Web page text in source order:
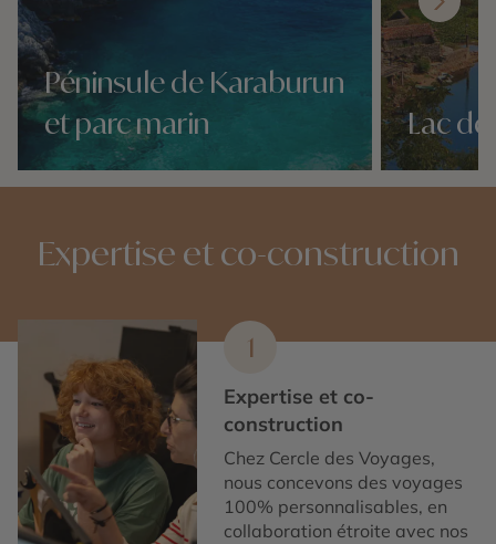
Péninsule de Karaburun
et parc marin
Nos 3 idées voyage
Lac
Nos 3 idées
Expertise et co-construction
1
Expertise et co-
construction
Chez Cercle des Voyages,
nous concevons des voyages
100% personnalisables, en
collaboration étroite avec nos